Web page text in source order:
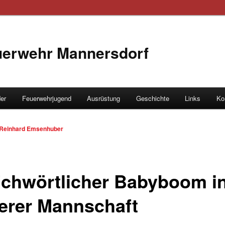
Mannersdorf
Feuerwehrjugend Ausrüstung Geschichte Links
Babyboom
Mannschaft
Reinhard Emsenhuber